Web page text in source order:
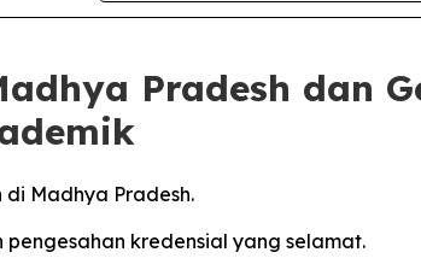
Pradesh dan
Madhya Pradesh.
kredensial yang selamat.